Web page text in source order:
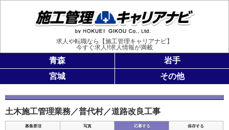
求人や転職なら【施工管理キャリアナビ】
今すぐ求人!!求人情報が満載
青森
岩手
宮城
その他
土木施工管理業務／普代村／道路改良工事
募集要項 写真 応募する 保存する